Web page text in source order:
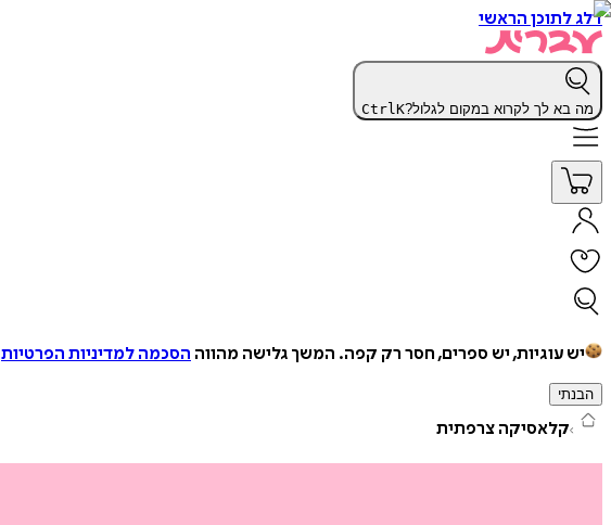
דלג לתוכן הראשי
מה בא לך לקרוא במקום לגלול? CtrlK
יש עוגיות, יש ספרים, חסר רק קפה. המשך גלישה מהווה הסכמה למדיניות הפרטיות
הבנתי
קלאסיקה צרפתית